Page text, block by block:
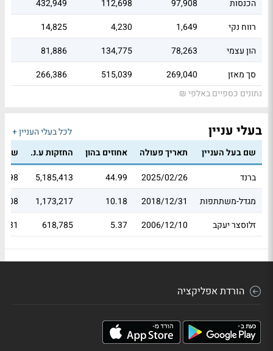
הכנסות
97,908
112,698
432,949
רווח נקי
1,649
4,230
14,825
הון עצמי
78,263
134,775
81,886
סך מאזן
269,040
515,039
266,386
נתונים כספיים באלפי ₪
בעלי עניין
לכל בעלי העניין +
שם בעל העניין
תאריך פעולה אחוזים בהון החזקות ע.נ.
ברנד
2025/02/26
44.99
5,185,413
מגדל-משתתפות
2018/12/31
10.18
1,173,217
זלוסצר יעקב
2006/12/10
5.37
618,785
הורדת אפליקציה